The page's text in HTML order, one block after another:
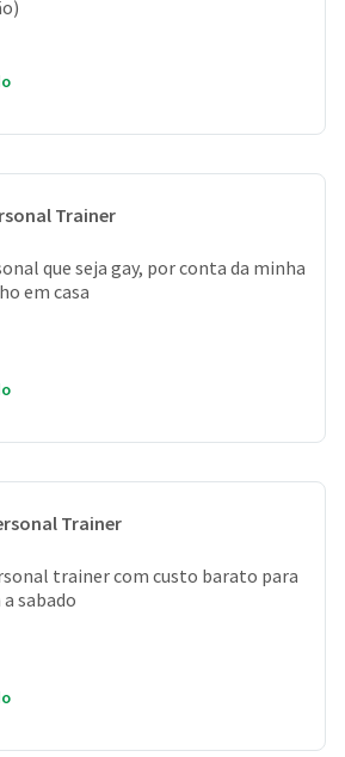
Trainer
que seja gay, por conta da minha
em casa
Trainer
trainer com custo barato para
sabado